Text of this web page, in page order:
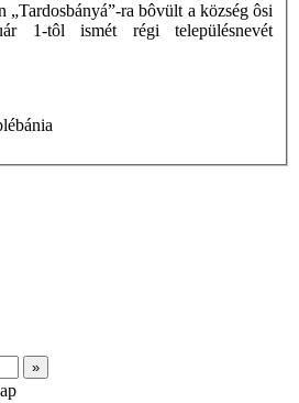
„Tardosbányá”-ra bôvült a község ôsi
1-tôl ismét régi településnevét